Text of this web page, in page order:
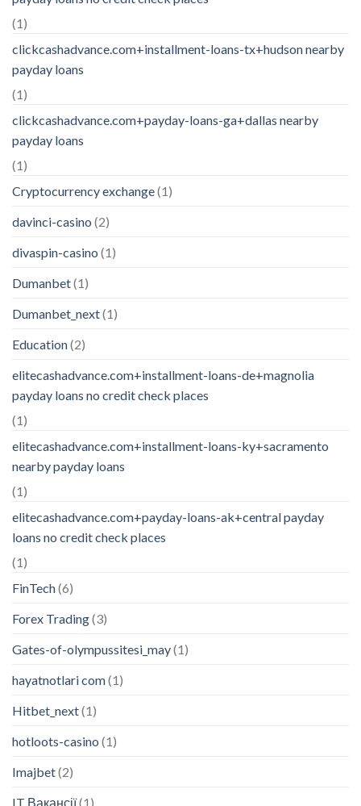
(1)
clickcashadvance.com+installment-loans-tx+hudson nearby
payday loans
(1)
clickcashadvance.com+payday-loans-ga+dallas nearby
payday loans
(1)
Cryptocurrency exchange(1)
davinci-casino (2)
divaspin-casino (1)
Dumanbet(1)
Dumanbet_next(1)
Education(2)
elitecashadvance.com+installment-loans-de+magnolia
payday loans no credit check places
(1)
elitecashadvance.com+installment-loans-ky+sacramento
nearby payday loans
(1)
elitecashadvance.com+payday-loans-ak+central payday
loans no credit check places
(1)
FinTech(6)
Forex Trading(3)
Gates-of-olympussitesi_may(1)
hayatnotlari com(1)
Hitbet_next(1)
hotloots-casino (1)
Imajbet(2)
IT Вакансії(1)